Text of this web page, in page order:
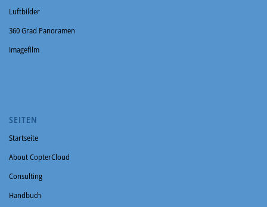
Luftbilder
360 Grad Panoramen
Imagefilm
SEITEN
Startseite
About CopterCloud
Consulting
Handbuch